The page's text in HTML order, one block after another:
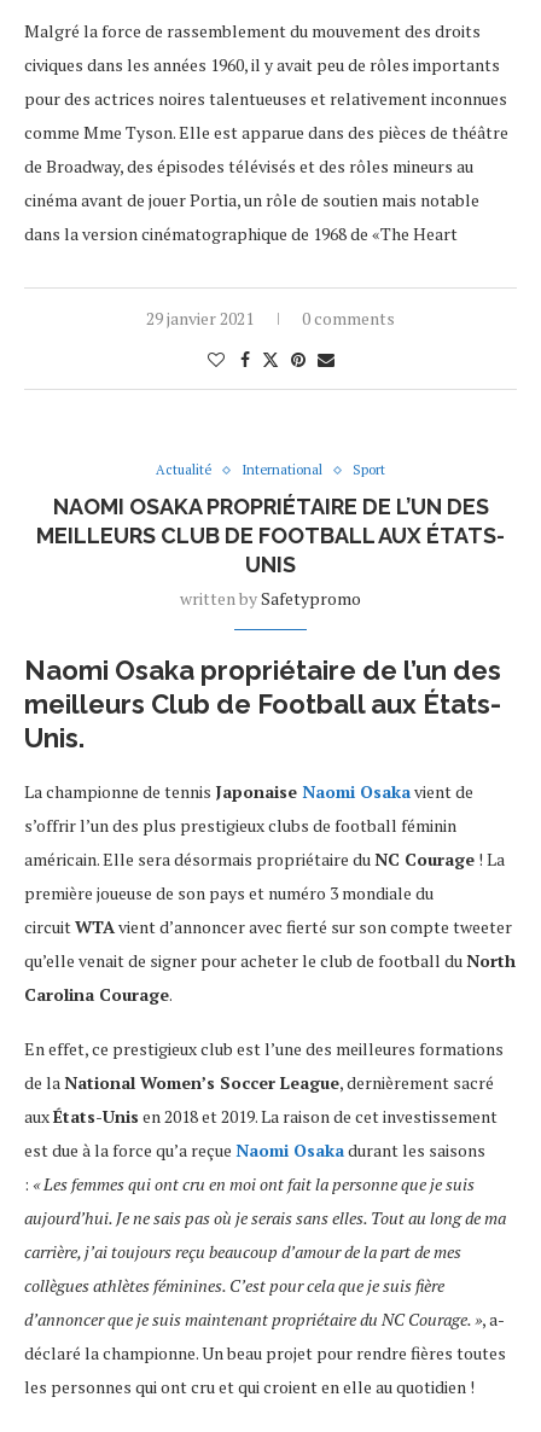
Malgré la force de rassemblement du mouvement des droits
civiques dans les années 1960, il y avait peu de rôles importants
pour des actrices noires talentueuses et relativement inconnues
comme Mme Tyson. Elle est apparue dans des pièces de théâtre
de Broadway, des épisodes télévisés et des rôles mineurs au
cinéma avant de jouer Portia, un rôle de soutien mais notable
dans la version cinématographique de 1968 de «The Heart
29 janvier 2021 0 comments
Actualité International Sport
NAOMI OSAKA PROPRIÉTAIRE DE L’UN DES
MEILLEURS CLUB DE FOOTBALL AUX ÉTATS-
UNIS
written bySafetypromo
Naomi Osaka propriétaire de l’un des
meilleurs Club de Football aux États-
Unis.
La championne de tennis Japonaise Naomi Osakavient de
s’offrir l’un des plus prestigieux clubs de football féminin
américain. Elle sera désormais propriétaire duNC Courage ! La
première joueuse de son pays et numéro 3 mondiale du
circuitWTAvient d’annoncer avec fierté sur son compte tweeter
qu’elle venait de signer pour acheter le club de football duNorth
Carolina Courage.
En effet, ce prestigieux club est l’une des meilleures formations
de laNational Women’s Soccer League, dernièrement sacré
auxÉtats-Unis en 2018 et 2019. La raison de cet investissement
est due à la force qu’a reçue Naomi Osakadurant les saisons
: « Les femmes qui ont cru en moi ont fait la personne que je suis
aujourd’hui. Je ne sais pas où je serais sans elles. Tout au long de ma
carrière, j’ai toujours reçu beaucoup d’amour de la part de mes
collègues athlètes féminines. C’est pour cela que je suis fière
d’annoncer que je suis maintenant propriétaire du NC Courage. », a-
déclaré la championne. Un beau projet pour rendre fières toutes
les personnes qui ont cru et qui croient en elle au quotidien !